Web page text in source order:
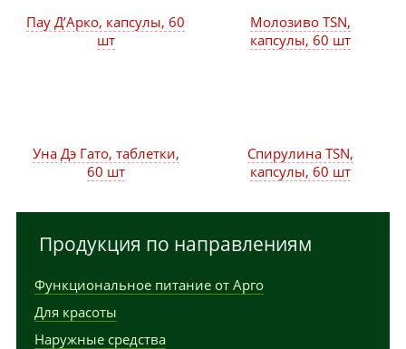
Молозиво TSN,
капсулы, 60 шт
Пау Д’Арко, капсулы, 60
шт
Спирулина TSN,
капсулы, 60 шт
Уна Дэ Гато, таблетки,
60 шт
Продукция по направлениям
Функциональное питание от Арго
Для красоты
Наружные средства